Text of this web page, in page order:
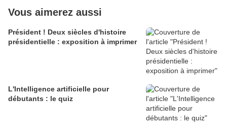
Vous aimerez aussi
Président ! Deux siècles d'histoire
présidentielle : exposition à imprimer
L'Intelligence artificielle pour
débutants : le quiz